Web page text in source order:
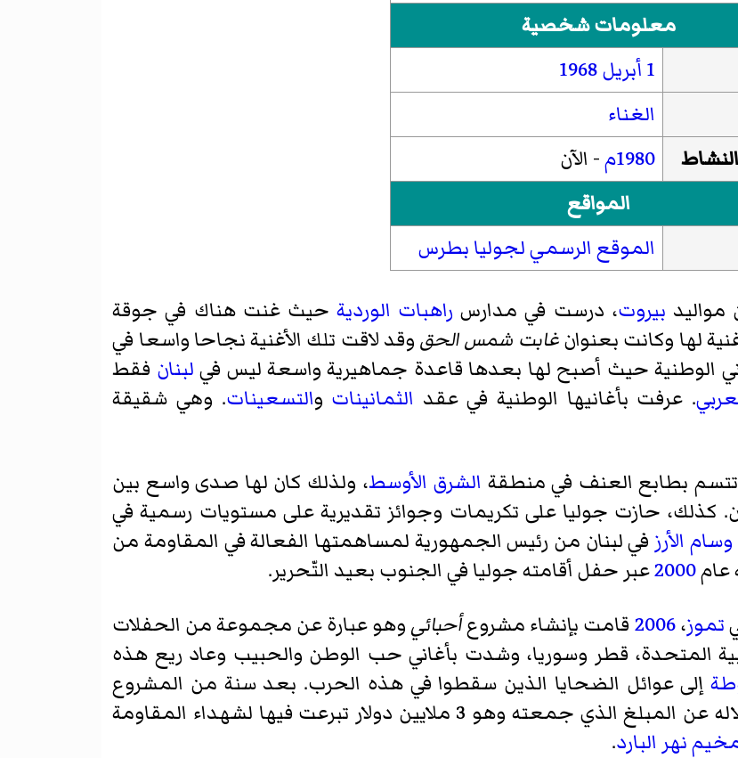
معلومات شخصية
1 أبريل
1968
الغناء
1980م
- الآن
المواقع
الموقع الرسمي لجوليا بطرس
بيروت، درست في مدارس راهبات الوردية حيث غنت هناك في جوقة
لها وكانت بعنوانغابت شمس الحق وقد لاقت تلك الأغنية نجاحا واسعا في
الوطنية حيث أصبح لها بعدها قاعدة جماهيرية واسعة ليس في لبنان فقط
. عرفت بأغانيها الوطنية في عقد الثمانينات والتسعينات. وهي شقيقة
بطابع العنف في منطقة الشرق الأوسط، ولذلك كان لها صدى واسع بين
كذلك، حازت جوليا على تكريمات وجوائز تقديرية على مستويات رسمية في
وسام الأرز في لبنان من رئيس الجمهورية لمساهمتها الفعالة في المقاومة من
عام2000عبر حفل أقامته جوليا في الجنوب بعيد التّحرير.
تموز،2006 قامت بإنشاء مشروعأحبائي وهو عبارة عن مجموعة من الحفلات
المتحدة، قطر وسوريا، وشدت بأغاني حب الوطن والحبيب وعاد ريع هذه
إلى عوائل الضحايا الذين سقطوا في هذه الحرب. بعد سنة من المشروع
عقدت جوليا مؤتمراً صحفياً أعلنت من خلاله عن المبلغ الذي جمعته وهو 3 ملايين دولار تبرعت فيها لشهداء المقاومة
نهر البارد.